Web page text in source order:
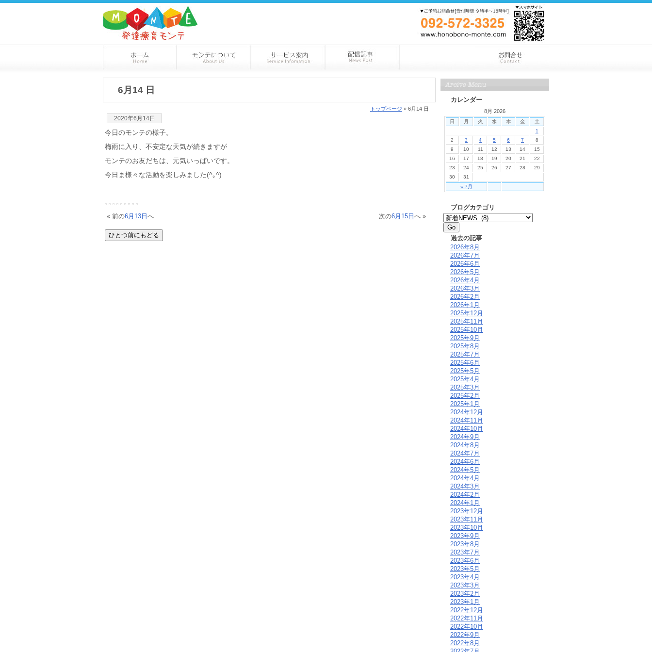
カレンダー
8月 2026
日 月 火 水 木 金 土
« 7月
1
2
3 4 5 6 7
8
9
10 11 12 13 14
15
16
17 18 19 20 21
22
23
24 25 26 27 28
29
30
31
ブログカテゴリ
過去の記事
2026年8月
2026年7月
2026年6月
2026年5月
2026年4月
2026年3月
2026年2月
2026年1月
2025年12月
2025年11月
2025年10月
2025年9月
2025年8月
2025年7月
2025年6月
2025年5月
2025年4月
2025年3月
2025年2月
2025年1月
2024年12月
2024年11月
2024年10月
2024年9月
2024年8月
2024年7月
2024年6月
2024年5月
2024年4月
2024年3月
2024年2月
2024年1月
2023年12月
2023年11月
2023年10月
2023年9月
2023年8月
2023年7月
2023年6月
2023年5月
2023年4月
2023年3月
2023年2月
2023年1月
2022年12月
2022年11月
2022年10月
2022年9月
2022年8月
6月14 日
トップページ » 6月14 日
2020年6月14日
今日のモンテの様子。
梅雨に入り、不安定な天気が続きますが
モンテのお友だちは、元気いっぱいです。
今日ま様々な活動を楽しみました(^｡^)
« 前の6月13日 へ 次の6月15日 へ »